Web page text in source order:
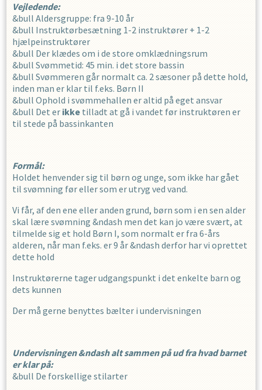
Vejledende:
&bull Aldersgruppe: fra 9-10 år
&bull Instruktørbesætning 1-2 instruktører + 1-2
hjælpeinstruktører
&bull Der klædes om i de store omklædningsrum
&bull Svømmetid: 45 min. i det store bassin
&bull Svømmeren går normalt ca. 2 sæsoner på dette hold,
inden man er klar til f.eks. Børn II
&bull Ophold i svømmehallen er altid på eget ansvar
&bull Det er ikke tilladt at gå i vandet før instruktøren er
til stede på bassinkanten
Formål:
Holdet henvender sig til børn og unge, som ikke har gået
til svømning før eller som er utryg ved vand.
Vi får, af den ene eller anden grund, børn som i en sen alder
skal lære svømning &ndash men det kan jo være svært, at
tilmelde sig et hold Børn I, som normalt er fra 6-års
alderen, når man f.eks. er 9 år &ndash derfor har vi oprettet
dette hold
Instruktørerne tager udgangspunkt i det enkelte barn og
dets kunnen
Der må gerne benyttes bælter i undervisningen
Undervisningen &ndash alt sammen på ud fra hvad barnet
er klar på:
&bull De forskellige stilarter